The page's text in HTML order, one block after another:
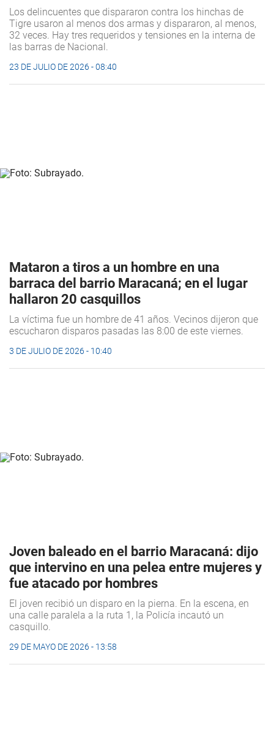
Los delincuentes que dispararon contra los hinchas de
Tigre usaron al menos dos armas y dispararon, al menos,
32 veces. Hay tres requeridos y tensiones en la interna de
las barras de Nacional.
23 DE JULIO DE 2026 - 08:40
Mataron a tiros a un hombre en una
barraca del barrio Maracaná; en el lugar
hallaron 20 casquillos
La víctima fue un hombre de 41 años. Vecinos dijeron que
escucharon disparos pasadas las 8:00 de este viernes.
3 DE JULIO DE 2026 - 10:40
Joven baleado en el barrio Maracaná: dijo
que intervino en una pelea entre mujeres y
fue atacado por hombres
El joven recibió un disparo en la pierna. En la escena, en
una calle paralela a la ruta 1, la Policía incautó un
casquillo.
29 DE MAYO DE 2026 - 13:58